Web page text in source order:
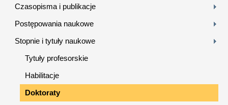
Czasopisma i publikacje
Postępowania naukowe
Stopnie i tytuły naukowe
Tytuły profesorskie
Habilitacje
Doktoraty